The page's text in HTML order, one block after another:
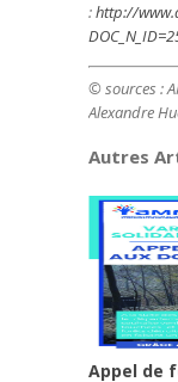
:http://
© sources :
Alexandre
Autres
Appel de